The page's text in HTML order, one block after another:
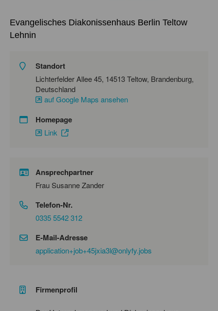
Evangelisches Diakonissenhaus Berlin Teltow
Lehnin
Standort
Lichterfelder Allee 45, 14513 Teltow, Brandenburg,
Deutschland
auf Google Maps ansehen
Homepage
Link
Ansprechpartner
Frau Susanne Zander
Telefon-Nr.
0335 5542 312
E-Mail-Adresse
application+job+45jxia3l@onlyfy.jobs
Firmenprofil